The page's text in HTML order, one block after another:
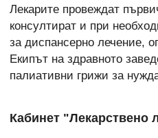
Лекарите провеждат
консултират и при
за диспансерно лечение,
Екипът на здравното
палиативни грижи за
Кабинет "Лекарствено